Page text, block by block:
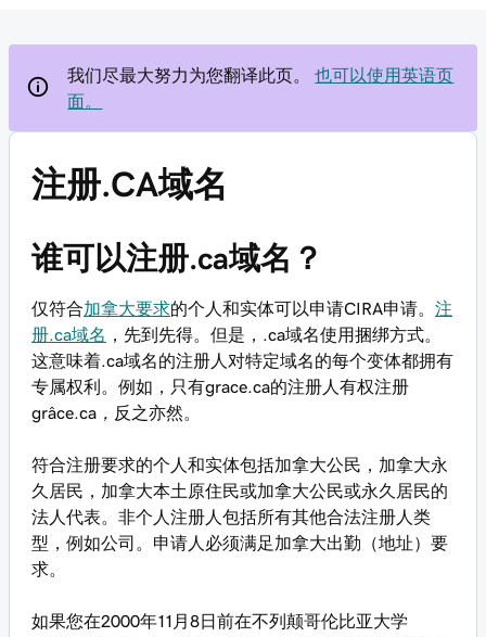
我们尽最大努力为您翻译此页。
也可以使用英语页
面。
注册.CA域名
谁可以注册.ca域名？
仅符合加拿大要求的个人和实体可以申请CIRA申请。 注
册.ca域名
，先到先得。但是，.ca域名使用捆绑方式。
这意味着.ca域名的注册人对特定域名的每个变体都拥有
专属权利。例如，只有grace.ca的注册人有权注册
grâce.ca，
反之亦然。
符合注册要求的个人和实体包括加拿大公民，加拿大永
久居民，加拿大本土原住民或加拿大公民或永久居民的
法人代表。非个人注册人包括所有其他合法注册人类
型，例如公司。申请人必须满足加拿大出勤（地址）要
求。
如果您在2000年11月8日前在不列颠哥伦比亚大学